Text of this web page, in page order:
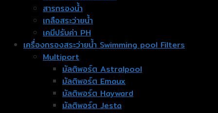
สารกรองน้ำ
เกลือสระว่ายน้ำ
เคมีปรับค่า PH
เครื่องกรองสระว่ายน้ำ Swimming pool Filters
Multiport
มัลติพอร์ต Astralpool
มัลติพอร์ต Emaux
มัลติพอร์ต Hayward
มัลติพอร์ต Jesta